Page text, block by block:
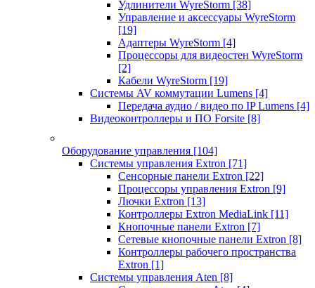
Удлинители WyreStorm [38]
Управление и аксессуары WyreStorm
[19]
Адаптеры WyreStorm [4]
Процессоры для видеостен WyreStorm
[2]
Кабели WyreStorm [19]
Системы AV коммутации Lumens [4]
Передача аудио / видео по IP Lumens [4]
Видеоконтроллеры и ПО Forsite [8]
Оборудование управления [104]
Системы управления Extron [71]
Сенсорные панели Extron [22]
Процессоры управления Extron [9]
Лючки Extron [13]
Контроллеры Extron MediaLink [11]
Кнопочные панели Extron [7]
Сетевые кнопочные панели Extron [8]
Контроллеры рабочего пространства
Extron [1]
Системы управления Aten [8]